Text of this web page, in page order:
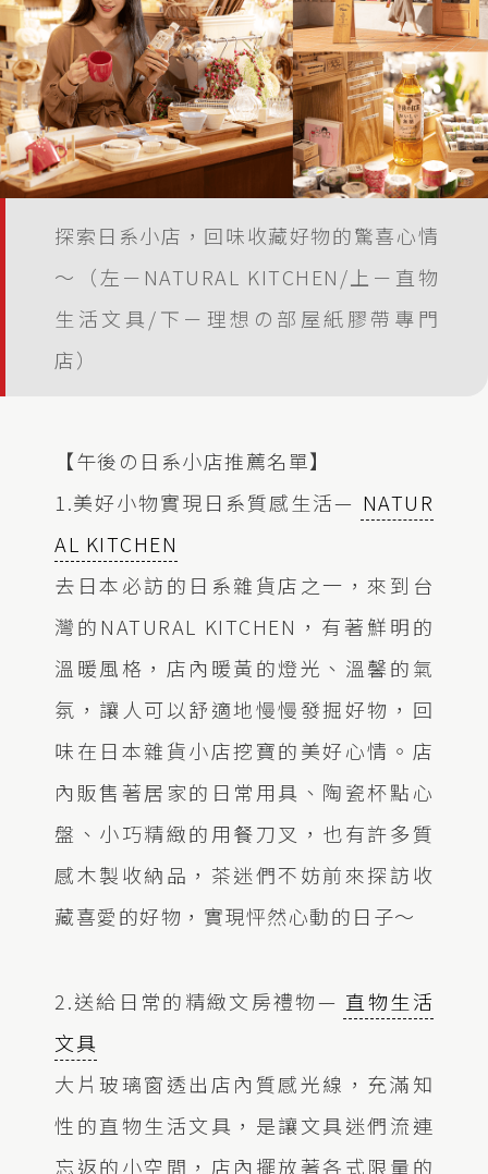
探索日系小店，回味收藏好物的驚喜心情
～（左－NATURAL KITCHEN/上－直物
生活文具/下－理想の部屋紙膠帶專門
店）
【午後の日系小店推薦名單】
1.美好小物實現日系質感生活— NATUR
AL KITCHEN
去日本必訪的日系雜貨店之一，來到台
灣的NATURAL KITCHEN，有著鮮明的
溫暖風格，店內暖黃的燈光、溫馨的氣
氛，讓人可以舒適地慢慢發掘好物，回
味在日本雜貨小店挖寶的美好心情。店
內販售著居家的日常用具、陶瓷杯點心
盤、小巧精緻的用餐刀叉，也有許多質
感木製收納品，茶迷們不妨前來探訪收
藏喜愛的好物，實現怦然心動的日子～
2.送給日常的精緻文房禮物— 直物生活
文具
大片玻璃窗透出店內質感光線，充滿知
性的直物生活文具，是讓文具迷們流連
忘返的小空間，店內擺放著各式限量的